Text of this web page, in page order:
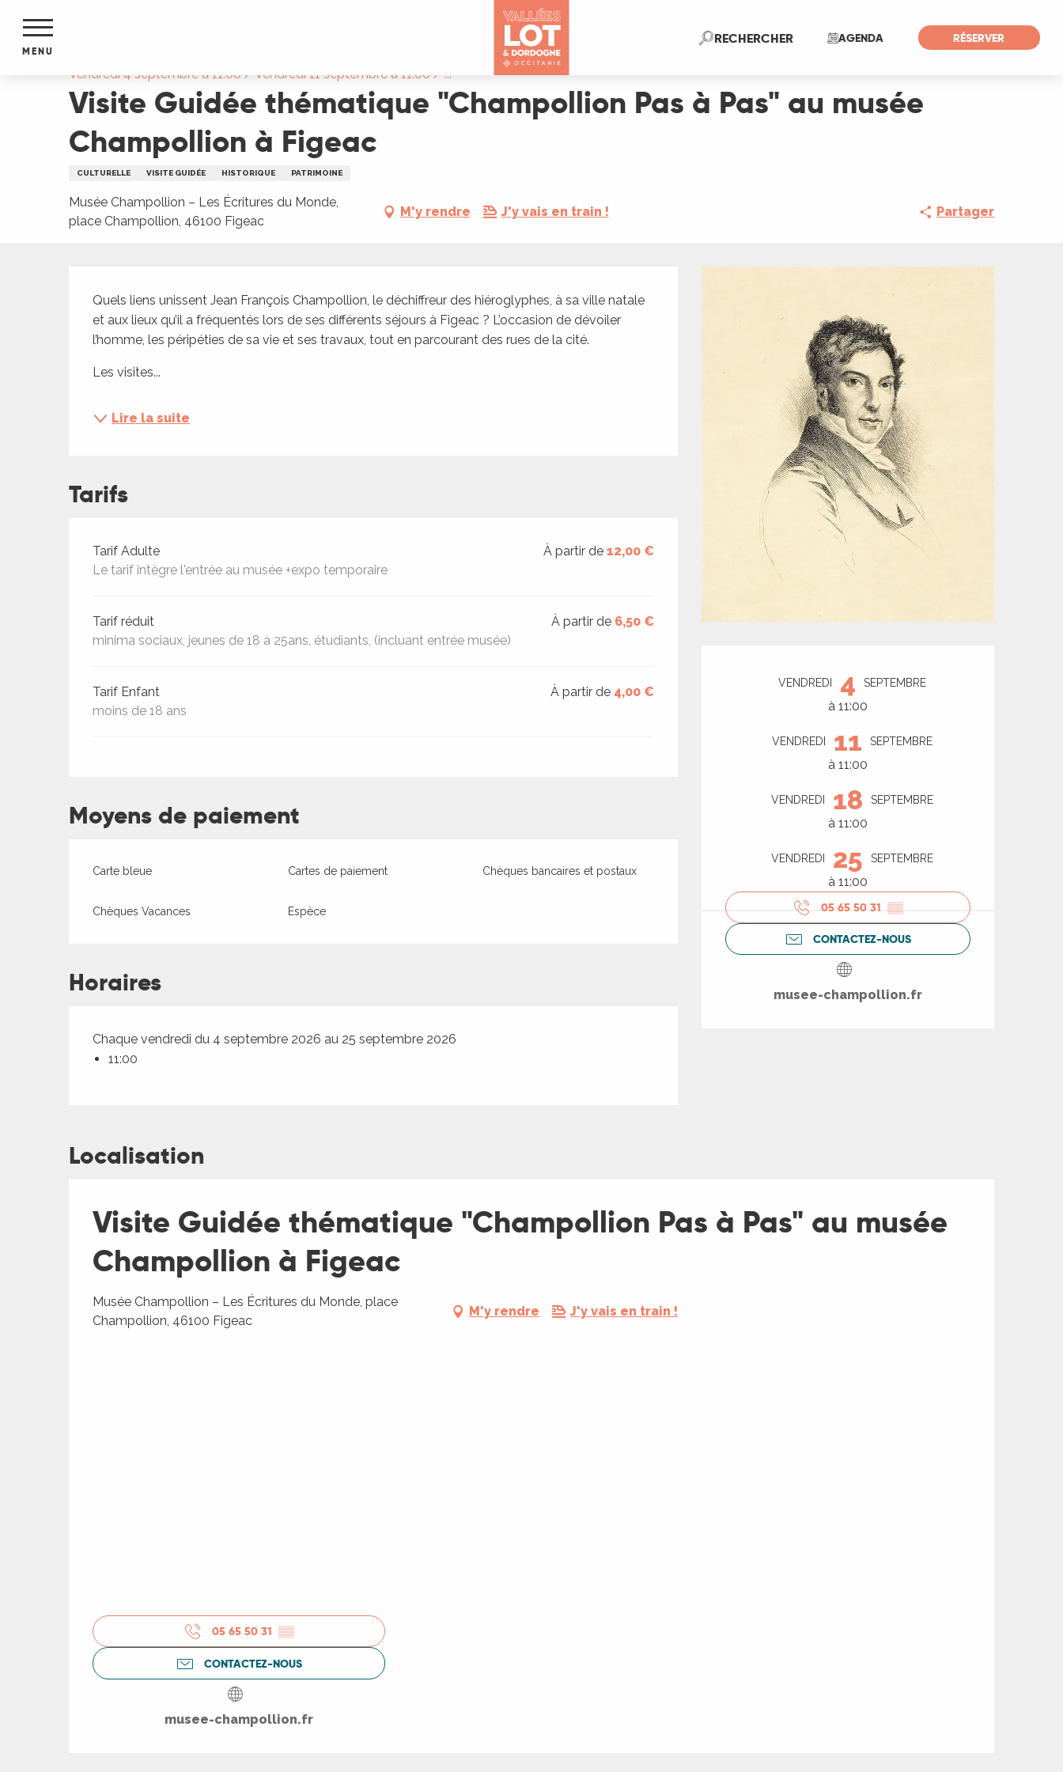
contenu
AGENDA RÉSERVER
RECHERCHERRecherche
MENU
Visite Guidée thématique "Champollion Pas à Pas" au musée Champollion à Figeac
Vendredi 4 septembre à 11:00 / Vendredi 11 septembre à 11:00 / ...
Visite Guidée thématique "Champollion Pas à Pas" au musée
Champollion à Figeac
CULTURELLE VISITE GUIDÉE HISTORIQUE PATRIMOINE
Musée Champollion – Les Écritures du Monde,
place Champollion, 46100 Figeac
M'y rendre J'y vais en train ! Partager
Ouverture et
VENDREDI 4 SEPTEMBRE
à 11:00
VENDREDI 11 SEPTEMBRE
à 11:00
VENDREDI 18 SEPTEMBRE
à 11:00
VENDREDI 25 SEPTEMBRE
à 11:00
05 65 50 31 ▒▒
CONTACTEZ-NOUS
musee-champollion.fr
Description
Quels liens unissent Jean François Champollion, le déchiffreur des hiéroglyphes, à sa ville natale
et aux lieux qu’il a fréquentés lors de ses différents séjours à Figeac ? L’occasion de dévoiler
l’homme, les péripéties de sa vie et ses travaux, tout en parcourant des rues de la cité.
Les visites...
Lire la suite
Tarifs
Tarifs 2026
Tarif Adulte
Le tarif intègre l'entrée au musée +expo temporaire
À partir de12,00 €
Tarif réduit
minima sociaux, jeunes de 18 à 25ans, étudiants, (incluant entrée musée)
À partir de 6,50 €
Tarif Enfant
moins de 18 ans
À partir de 4,00 €
Moyens de paiement
Carte bleue Cartes de paiement Chèques bancaires et postaux
Chèques Vacances Espèce
Horaires
Chaque vendredi du 4 septembre 2026 au 25 septembre 2026
11:00
Localisation
Visite Guidée thématique "Champollion Pas à Pas" au musée
Champollion à Figeac
Musée Champollion – Les Écritures du Monde, place
Champollion, 46100 Figeac
M'y rendre J'y vais en train !
05 65 50 31 ▒▒
CONTACTEZ-NOUS
musee-champollion.fr